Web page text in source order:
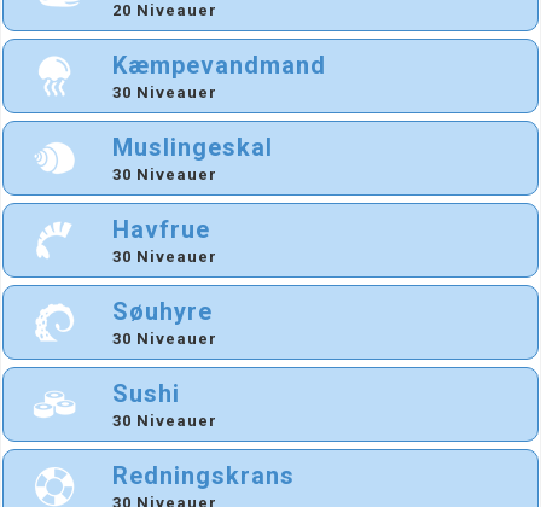
20 Niveauer
Kæmpevandmand
30 Niveauer
Muslingeskal
30 Niveauer
Havfrue
30 Niveauer
Søuhyre
30 Niveauer
Sushi
30 Niveauer
Redningskrans
30 Niveauer